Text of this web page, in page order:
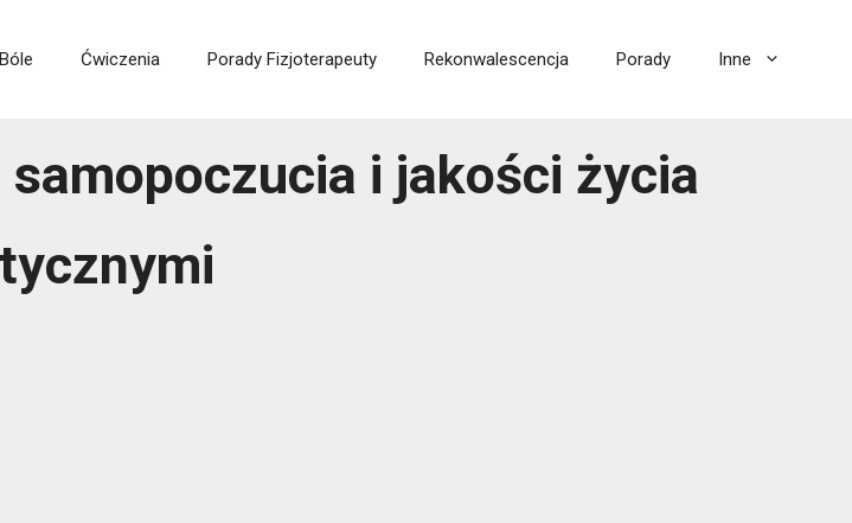
Bóle Ćwiczenia Porady Fizjoterapeuty Rekonwalescencja Porady Inne
i jakości życia